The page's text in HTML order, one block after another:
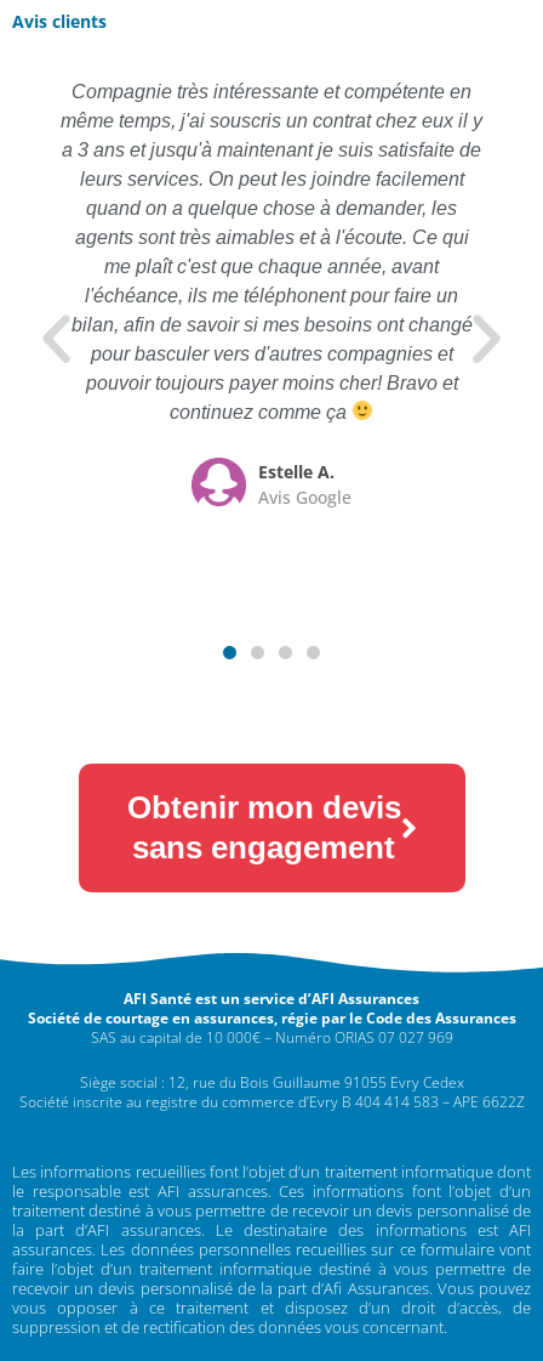
Avis clients
Compagnie très intéressante et compétente en
même temps, j'ai souscris un contrat chez eux il y
a 3 ans et jusqu'à maintenant je suis satisfaite de
leurs services. On peut les joindre facilement
quand on a quelque chose à demander, les
agents sont très aimables et à l'écoute. Ce qui
me plaît c'est que chaque année, avant
l'échéance, ils me téléphonent pour faire un
bilan, afin de savoir si mes besoins ont changé
pour basculer vers d'autres compagnies et
pouvoir toujours payer moins cher! Bravo et
continuez comme ça
Estelle A.
Avis Google
Obtenir mon devis
sans engagement
AFI Santé est un service d’AFI Assurances
Société de courtage en assurances, régie par le Code des Assurances
SAS au capital de 10 000€ – Numéro ORIAS 07 027 969
Siège social : 12, rue du Bois Guillaume 91055 Evry Cedex
Société inscrite au registre du commerce d’Evry B 404 414 583 – APE 6622Z
Les informations recueillies font l’objet d’un traitement informatique dont
le responsable est AFI assurances. Ces informations font l’objet d’un
traitement destiné à vous permettre de recevoir un devis personnalisé de
la part d’AFI assurances. Le destinataire des informations est AFI
assurances. Les données personnelles recueillies sur ce formulaire vont
faire l’objet d’un traitement informatique destiné à vous permettre de
recevoir un devis personnalisé de la part d’Afi Assurances. Vous pouvez
vous opposer à ce traitement et disposez d’un droit d’accès, de
suppression et de rectification des données vous concernant.